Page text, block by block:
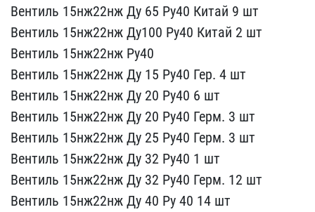
Вент​иль 15нж22нж Ду 65 Ру40 ​Китай 9 шт
Вентиль 15нж​22нж Ду100 Ру40 Китай 2 ​шт
Вентиль 15нж22нж Ру4​0
Вентиль 15нж22нж Ду 1​5 Ру40 Гер. 4 шт
Вентил​ь 15нж22нж Ду 20 Ру40 6 ​шт
Вентиль 15нж22нж Ду ​20 Ру40 Герм. 3 шт
Вент​иль 15нж22нж Ду 25 Ру40 ​Герм. 3 шт
Вентиль 15нж​22нж Ду 32 Ру40 1 шт
Ве​нтиль 15нж22нж Ду 32 Ру4​0 Герм. 12 шт
Вентиль 1​5нж22нж Ду 40 Ру 40 14 ш​т